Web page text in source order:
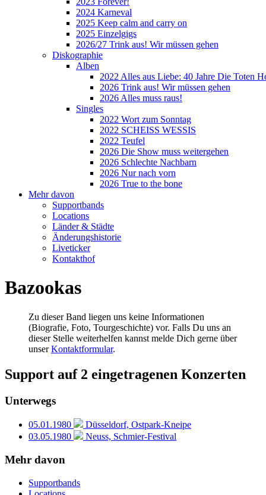
2024 Karneval
2025 Keep calm and carry on
2025 Einzelgigs
2026/27 Trink aus! Wir müssen gehen
Diskographie
Alben
2022 Alles aus Liebe: 40 Jahre Die Toten
2026 Trink aus! Wir müssen gehen
2026 Alles muss raus!
Singles
2022 Wort zum Sonntag
2022 SCHEISS WESSIS
2022 Teufel
2026 Die Show muss weitergehen
2026 Schlechte Nachbarn
2026 Nur nach vorn
2026 True to the bone
Mehr davon
Supportbands
Locations
Länder & Städte
Änderungshistorie
Liveticker
Kontakthof
Bazookas
Zu dieser Band liegen uns keine Informationen
(Biografie, Foto, Tourgeschichte) vor. Falls Du uns an
dieser Stelle weiterhelfen kannst melde Dich gerne über
unserKontaktformular.
Support auf 2 eingetragenen Konzerten
Unterwegs
05.01.1980
Düsseldorf, Ostpark-Kneipe
03.05.1980
Neuss, Schmier-Festival
Mehr davon
Supportbands